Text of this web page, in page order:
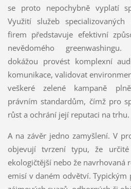
se proto nepochybně vyplatí
Využití služeb
firem představuje efektivní
nevědomého
dokážou provést komplexní
komunikace, validovat
veškeré zelené kampaně
právním standardům, čímž pro
růst a ochrání její reputaci na trhu.
A na závěr jedno zamyšlení. V
objevují tvrzení typu, že
ekologičtější nebo že navrhovaná
emisí v daném odvětví. Typickým